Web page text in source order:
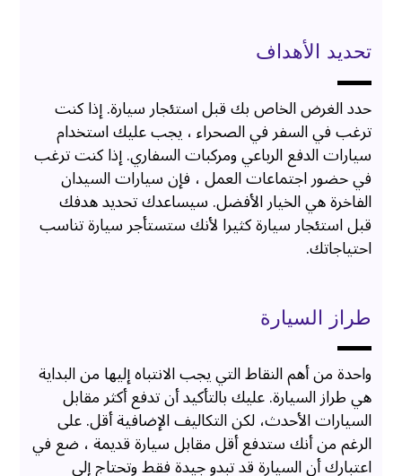
تحديد الأهداف
حدد الغرض الخاص بك قبل استئجار سيارة. إذا كنت
ترغب في السفر في الصحراء ، يجب عليك استخدام
سيارات الدفع الرباعي ومركبات السفاري. إذا كنت ترغب
في حضور اجتماعات العمل ، فإن سيارات السيدان
الفاخرة هي الخيار الأفضل. سيساعدك تحديد هدفك
قبل استئجار سيارة كثيرا لأنك ستستأجر سيارة تناسب
احتياجاتك.
طراز السيارة
واحدة من أهم النقاط التي يجب الانتباه إليها من البداية
هي طراز السيارة. عليك بالتأكيد أن تدفع أكثر مقابل
السيارات الأحدث، لكن التكاليف الإضافية أقل. على
الرغم من أنك ستدفع أقل مقابل سيارة قديمة ، ضع في
اعتبارك أن السيارة قد تبدو جيدة فقط وتحتاج إلى